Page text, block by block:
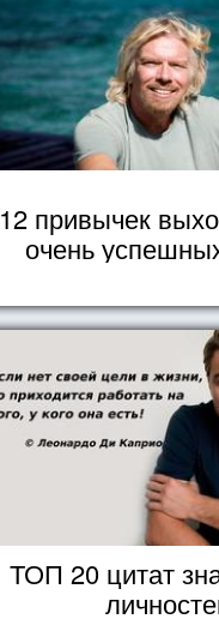
12 привычек
очень
ТОП 20 цитат